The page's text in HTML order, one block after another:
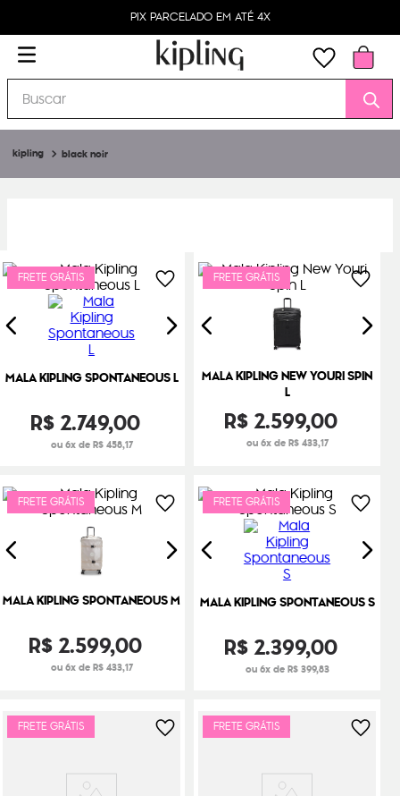
PIX PARCELADO EM ATÉ 4X
Buscar
black noir
FRETE GRÁTIS
MALA KIPLING SPONTANEOUS L
R$2.749,00
ou 6x de R$ 458,17
FRETE GRÁTIS
MALA KIPLING NEW YOURI SPIN
L
R$2.599,00
ou 6x de R$ 433,17
FRETE GRÁTIS
MALA KIPLING SPONTANEOUS M
R$2.599,00
ou 6x de R$ 433,17
FRETE GRÁTIS
MALA KIPLING SPONTANEOUS S
R$2.399,00
ou 6x de R$ 399,83
FRETE GRÁTIS FRETE GRÁTIS